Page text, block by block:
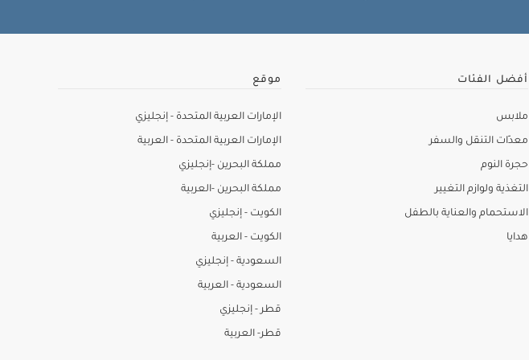
أفضل الفئات
ملابس
معدّات التنقل والسفر
حجرة النوم
التغذية ولوازم التغيير
الاستحمام والعناية بالطفل
هدايا
موقع
الإمارات العربية المتحدة - إنجليزي
الإمارات العربية المتحدة - العربية
مملكة البحرين -إنجليزي
مملكة البحرين -العربية
الكويت - إنجليزي
الكويت - العربية
السعودية - إنجليزي
السعودية - العربية
قطر - إنجليزي
قطر- العربية